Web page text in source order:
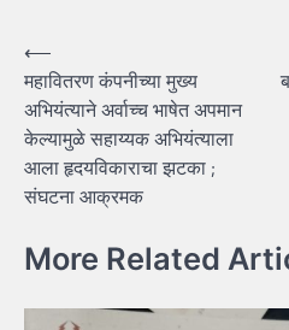
Post
navigation
⟵
महावितरण कंपनीच्या मुख्य
अभियंत्याने अर्वाच्च भाषेत अपमान
केल्यामुळे सहाय्यक अभियंत्याला
आला हृदयविकाराचा झटका ;
संघटना आक्रमक
More Related